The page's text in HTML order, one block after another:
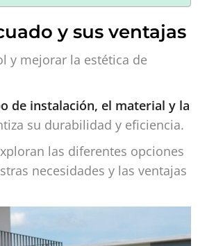
y sus ventajas
y mejorar la estética de
de instalación, el material y la
su durabilidad y eficiencia.
las diferentes opciones
necesidades y las ventajas